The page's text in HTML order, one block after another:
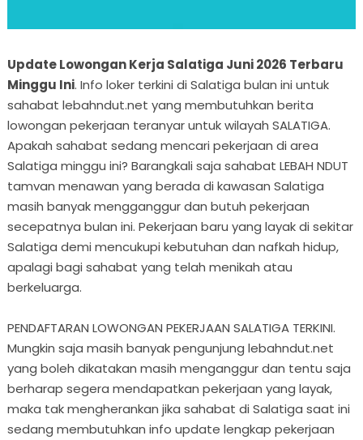
Update Lowongan Kerja Salatiga Juni 2026 Terbaru
Minggu Ini. Info loker terkini di Salatiga bulan ini untuk
sahabat lebahndut.net yang membutuhkan berita
lowongan pekerjaan teranyar untuk wilayah SALATIGA.
Apakah sahabat sedang mencari pekerjaan di area
Salatiga minggu ini? Barangkali saja sahabat LEBAH NDUT
tamvan menawan yang berada di kawasan Salatiga
masih banyak mengganggur dan butuh pekerjaan
secepatnya bulan ini. Pekerjaan baru yang layak di sekitar
Salatiga demi mencukupi kebutuhan dan nafkah hidup,
apalagi bagi sahabat yang telah menikah atau
berkeluarga.
PENDAFTARAN LOWONGAN PEKERJAAN SALATIGA TERKINI.
Mungkin saja masih banyak pengunjung lebahndut.net
yang boleh dikatakan masih menganggur dan tentu saja
berharap segera mendapatkan pekerjaan yang layak,
maka tak mengherankan jika sahabat di Salatiga saat ini
sedang membutuhkan info update lengkap pekerjaan